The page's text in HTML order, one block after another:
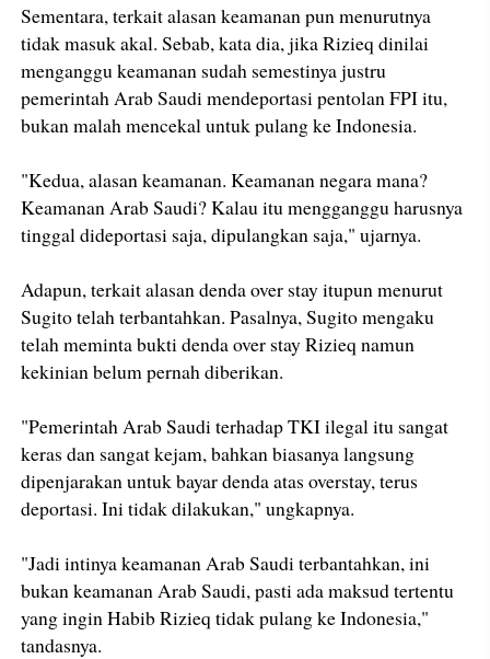
Sementara, terkait alasan keamanan pun menurutnya
tidak masuk akal. Sebab, kata dia, jika Rizieq dinilai
menganggu keamanan sudah semestinya justru
pemerintah Arab Saudi mendeportasi pentolan FPI itu,
bukan malah mencekal untuk pulang ke Indonesia.
"Kedua, alasan keamanan. Keamanan negara mana?
Keamanan Arab Saudi? Kalau itu mengganggu harusnya
tinggal dideportasi saja, dipulangkan saja," ujarnya.
Adapun, terkait alasan denda over stay itupun menurut
Sugito telah terbantahkan. Pasalnya, Sugito mengaku
telah meminta bukti denda over stay Rizieq namun
kekinian belum pernah diberikan.
"Pemerintah Arab Saudi terhadap TKI ilegal itu sangat
keras dan sangat kejam, bahkan biasanya langsung
dipenjarakan untuk bayar denda atas overstay, terus
deportasi. Ini tidak dilakukan," ungkapnya.
"Jadi intinya keamanan Arab Saudi terbantahkan, ini
bukan keamanan Arab Saudi, pasti ada maksud tertentu
yang ingin Habib Rizieq tidak pulang ke Indonesia,"
tandasnya.